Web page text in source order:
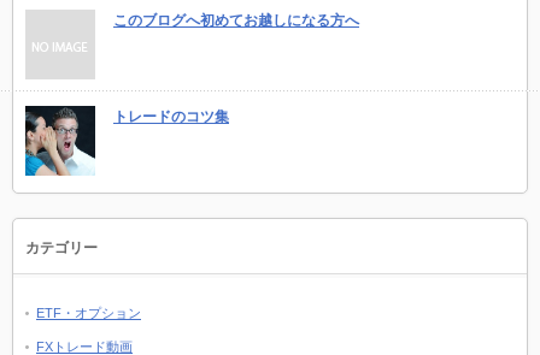
このブログへ初めてお越しになる方へ
トレードのコツ集
カテゴリー
ETF・オプション
FXトレード動画